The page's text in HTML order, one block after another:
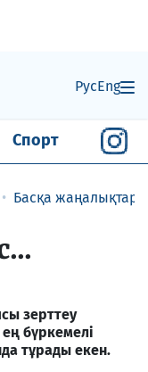
РусEng
Спорт
Басқа жаңалықтар
зерттеу
бүркемелі
тұрады екен.